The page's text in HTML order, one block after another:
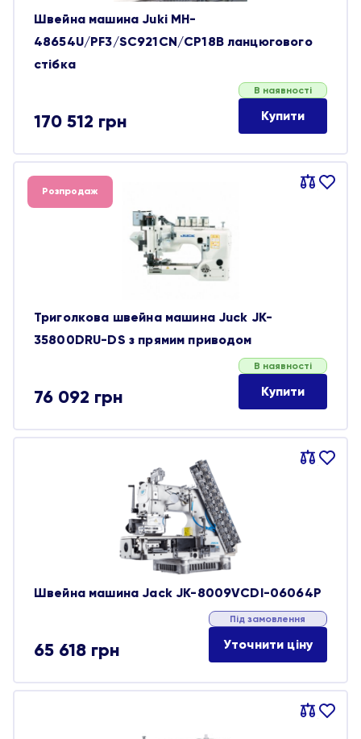
Швейна машина Juki MH-
48654U/PF3/SC921CN/CP18B ланцюгового
стібка
170 512 грн
В наявності
Купити
Порівняти
В
Розпродаж
Триголкова швейна машина Juck JK-
35800DRU-DS з прямим приводом
76 092 грн
В наявності
Купити
Порівняти
В
Швейна машина Jack JK-8009VCDI-06064P
65 618 грн
Під замовлення
Уточнити ціну
Порівняти
В